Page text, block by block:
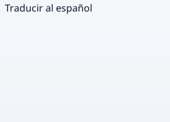
Traducir al español